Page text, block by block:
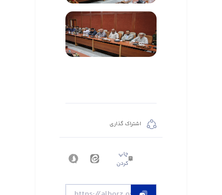
اشتراک گذاری
چاپ
کردن